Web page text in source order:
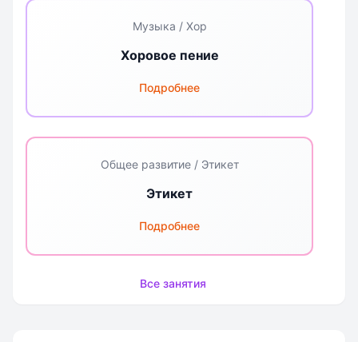
Музыка / Хор
Хоровое пение
Подробнее
Общее развитие / Этикет
Этикет
Подробнее
Все занятия